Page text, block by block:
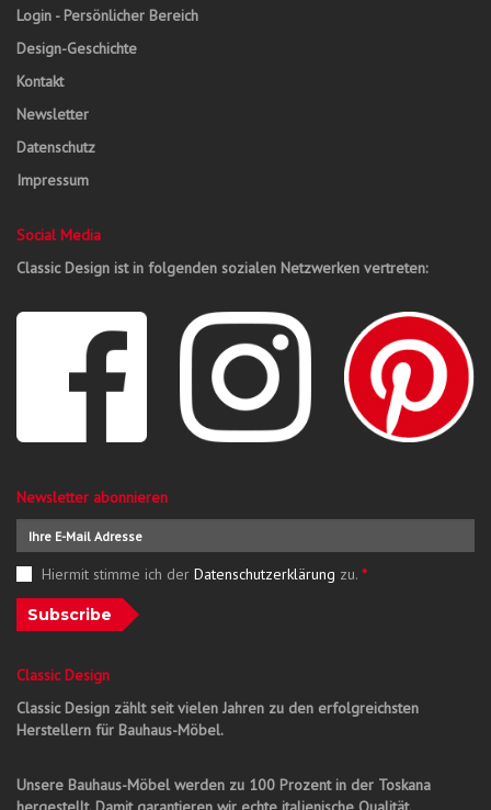
Login - Persönlicher Bereich
Design-Geschichte
Kontakt
Newsletter
Datenschutz
Impressum
Social Media
Classic Design ist in folgenden sozialen Netzwerken vertreten:
Newsletter abonnieren
Hiermit stimme ich der Datenschutzerklärung zu. *
Subscribe
Classic Design
Classic Design zählt seit vielen Jahren zu den erfolgreichsten
Herstellern für Bauhaus-Möbel.
Unsere Bauhaus-Möbel werden zu 100 Prozent in der Toskana